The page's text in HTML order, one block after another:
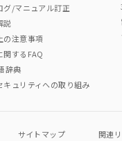
グ/マニュアル訂正
説
の注意事項
関するFAQ
辞典
キュリティへの取り組み
サイトマップ 関連